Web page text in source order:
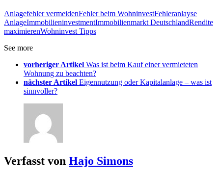
Anlagefehler vermeidenFehler beim WohninvestFehleranlayse
AnlageImmobilieninvestmentImmobilienmarkt DeutschlandRendite
maximierenWohninvest Tipps
See more
vorheriger Artikel Was ist beim Kauf einer vermieteten
Wohnung zu beachten?
nächster Artikel Eigennutzung oder Kapitalanlage – was ist
sinnvoller?
Verfasst von Hajo Simons